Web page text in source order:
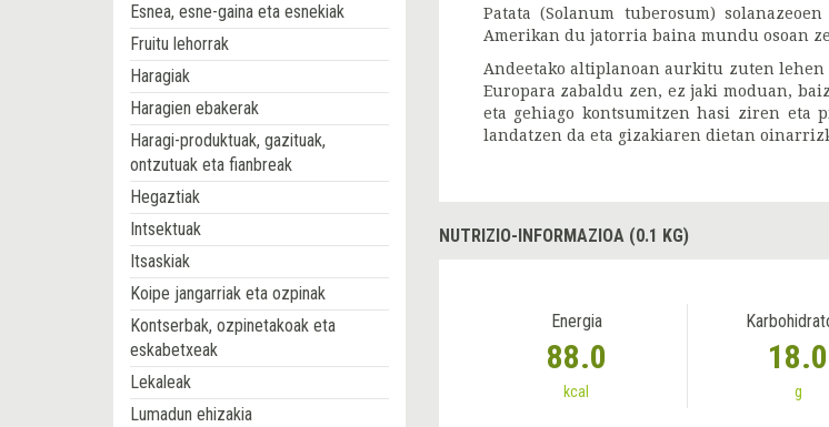
Esnea, esne-gaina eta esnekiak
Fruitu lehorrak
Haragiak
Haragien ebakerak
Haragi-produktuak, gazituak,
ontzutuak eta fianbreak
Hegaztiak
Intsektuak
Itsaskiak
Koipe jangarriak eta ozpinak
Kontserbak, ozpinetakoak eta
eskabetxeak
Lekaleak
Lumadun ehizakia
Patata (Solanum tuberosum)
Amerikan du jatorria baina mundu osoan
Andeetako altiplanoan aurkitu zuten
Europara zabaldu zen, ez jaki moduan,
eta gehiago kontsumitzen hasi ziren eta
landatzen da eta gizakiaren dietan
NUTRIZIO-INFORMAZIOA (0.1 KG)
Energia
88.0
kcal
18.0
g